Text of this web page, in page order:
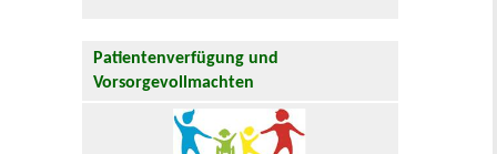
Patientenverfügung und
Vorsorgevollmachten